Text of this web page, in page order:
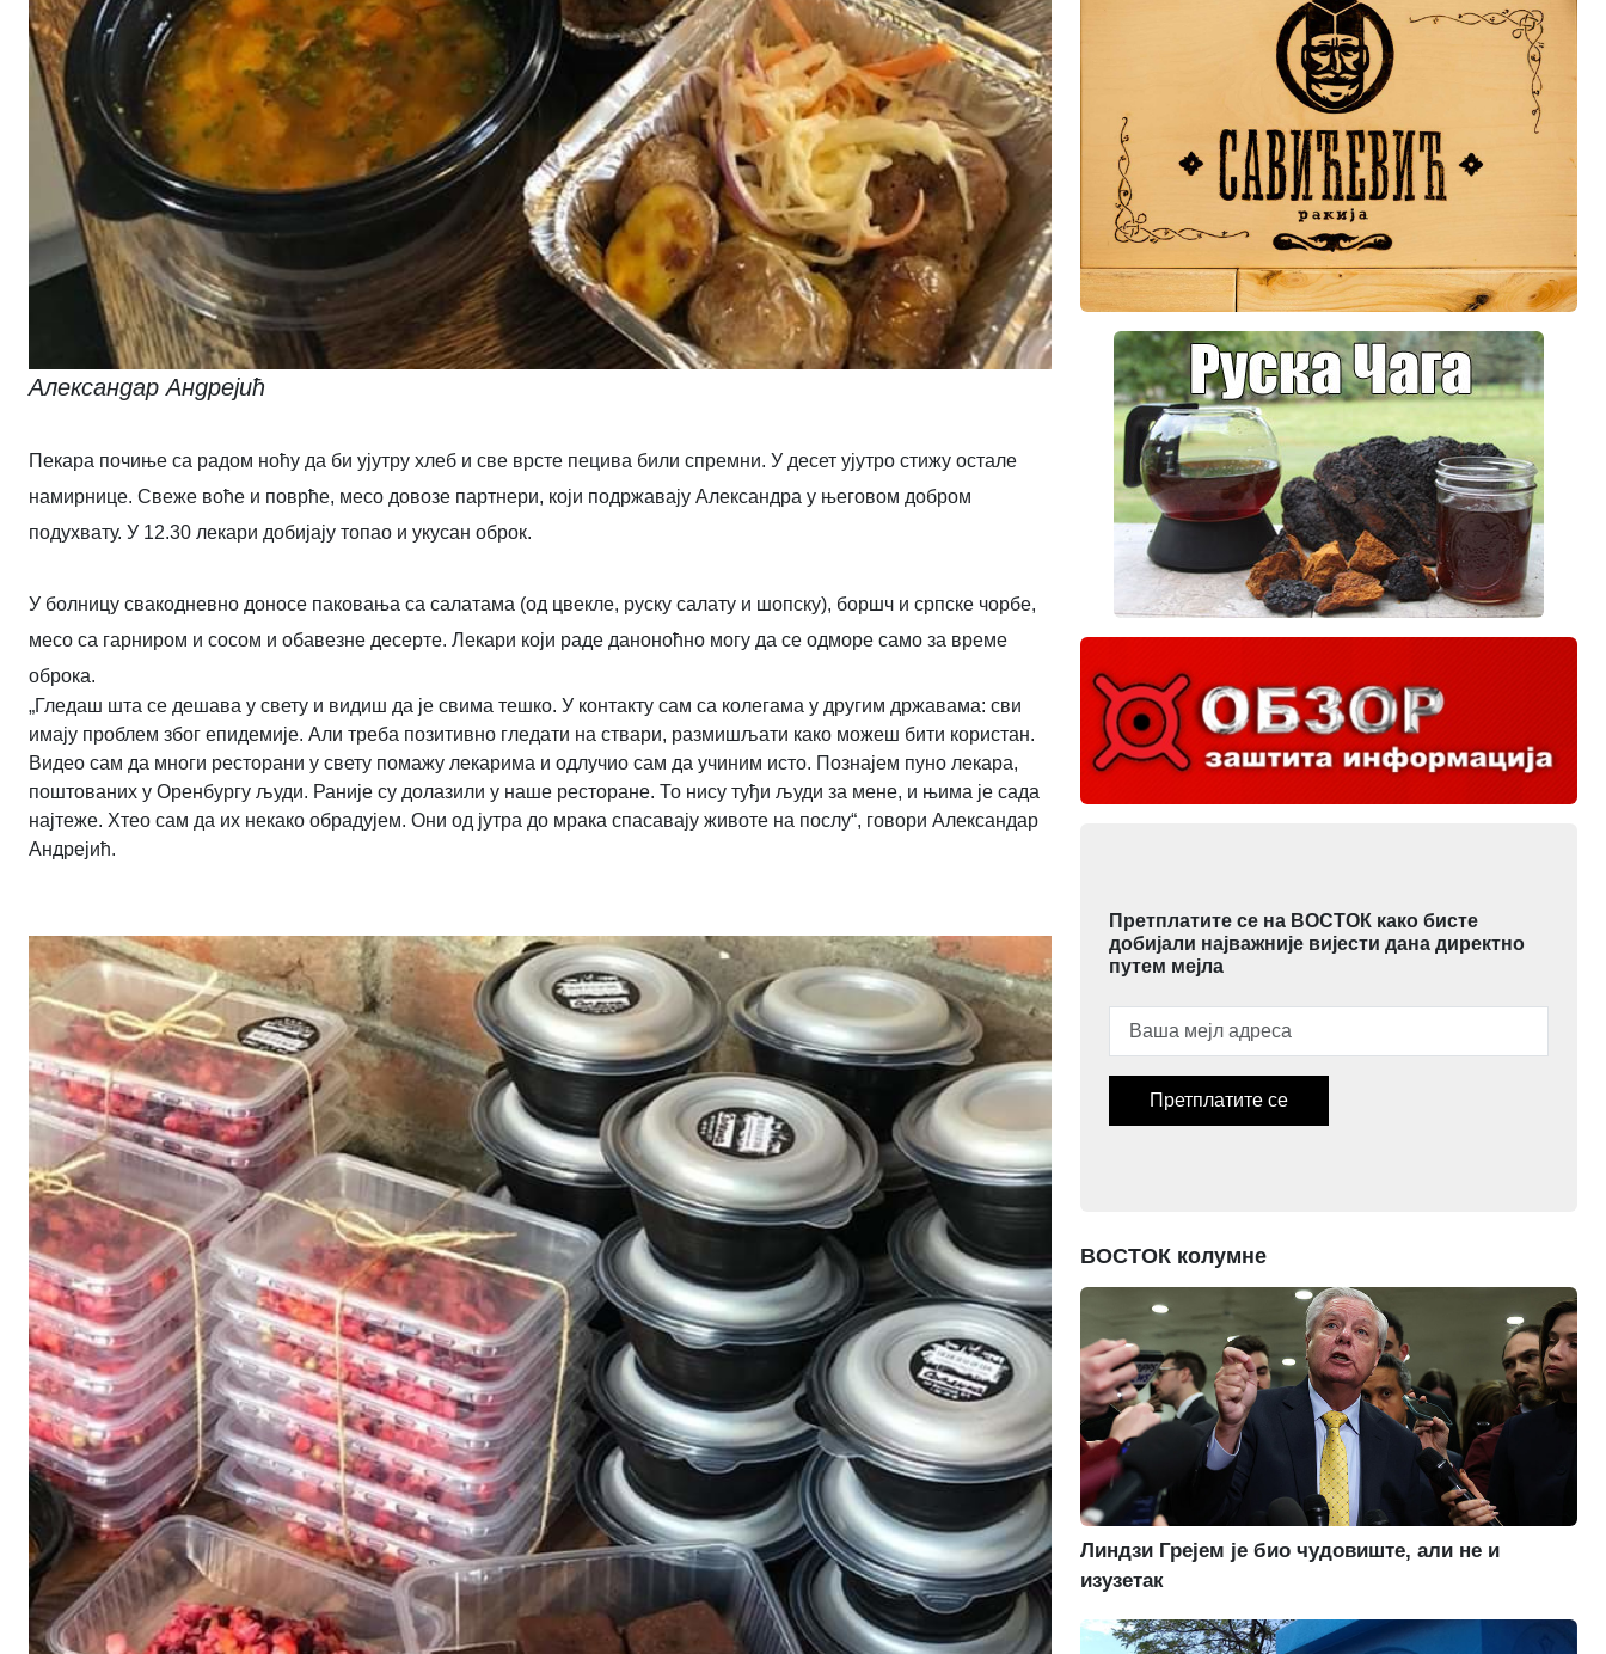
Александар Андрејић
Пекара почиње са радом ноћу да би ујутру хлеб и све врсте пецива били спремни. У десет ујутро стижу остале
намирнице. Свеже воће и поврће, месо довозе партнери, који подржавају Александра у његовом добром
подухвату. У 12.30 лекари добијају топао и укусан оброк.
У болницу свакодневно доносе паковања са салатама (од цвекле, руску салату и шопску), боршч и српске чорбе,
месо са гарниром и сосом и обавезне десерте. Лекари који раде даноноћно могу да се одморе само за време
оброка.
„Гледаш шта се дешава у свету и видиш да је свима тешко. У контакту сам са колегама у другим државама: сви
имају проблем због епидемије. Али треба позитивно гледати на ствари, размишљати како можеш бити користан.
Видео сам да многи ресторани у свету помажу лекарима и одлучио сам да учиним исто. Познајем пуно лекара,
поштованих у Оренбургу људи. Раније су долазили у наше ресторане. То нису туђи људи за мене, и њима је сада
најтеже. Хтео сам да их некако обрадујем. Они од јутра до мрака спасавају животе на послу“, говори Александар
Андрејић.
Претплатите се на ВОСТОК како бисте
добијали најважније вијести дана директно
путем мејла
Претплатите се
ВОСТОК колумне
Линдзи Грејем је био чудовиште, али не и
изузетак